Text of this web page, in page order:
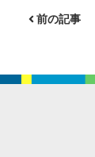
前の記事